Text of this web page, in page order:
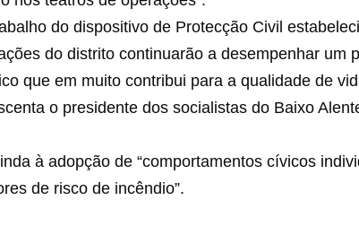
do dispositivo de Protecção Civil
do distrito continuarão a desempenhar um
que em muito contribui para a qualidade de
o presidente dos socialistas do Baixo
à adopção de “comportamentos cívicos
de risco de incêndio”.